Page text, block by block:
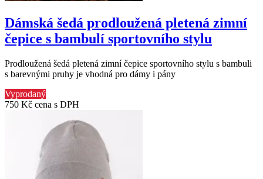
Dámská šedá prodloužená pletená zimní
čepice s bambulí sportovního stylu
Prodloužená šedá pletená zimní čepice sportovního stylu s bambuli
s barevnými pruhy je vhodná pro dámy i pány
Vyprodaný
750 Kč cena s DPH